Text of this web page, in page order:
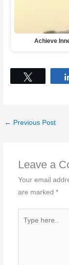
Achieve
← Previous Post
Leave a
Your email
are marked *